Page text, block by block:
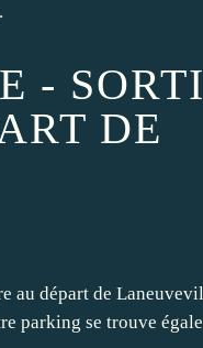
-
DE
au départ de
parking se trouve